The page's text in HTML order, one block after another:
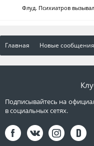
Флуд. Психиатров
Главная Новые сообщения
Подписывайтесь на
в социальных сетях.